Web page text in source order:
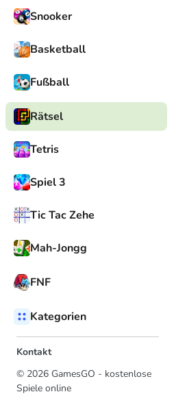
Snooker
Basketball
Fußball
Rätsel
Tetris
Spiel 3
Tic Tac Zehe
Mah-Jongg
FNF
Kategorien
Kontakt
© 2026 GamesGO - kostenlose
Spiele online